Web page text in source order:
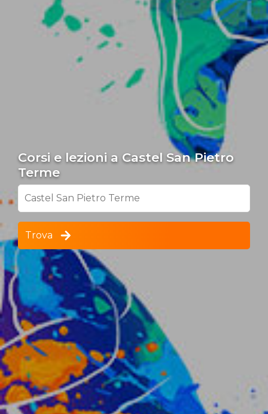
Corsi e lezioni a Castel San Pietro
Terme
Castel San Pietro Terme
Trova